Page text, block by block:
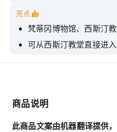
亮点
梵蒂冈博物馆、西斯汀
可从西斯汀教堂直接进入
梵蒂冈博物馆认证的专
待服务。
商品说明
此商品文案由机器翻译提供